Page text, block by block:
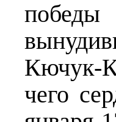
Кючук-
чего